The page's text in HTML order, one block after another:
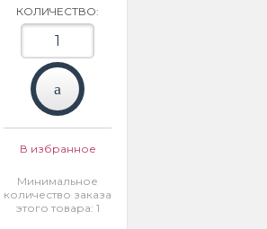
КОЛИЧЕСТВО:
В избранное
Минимальное
количество заказа
этого товара: 1